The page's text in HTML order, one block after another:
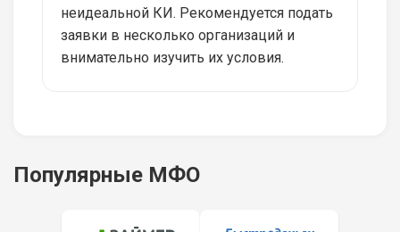
неидеальной КИ. Рекомендуется подать
заявки в несколько организаций и
внимательно изучить их условия.
Популярные МФО